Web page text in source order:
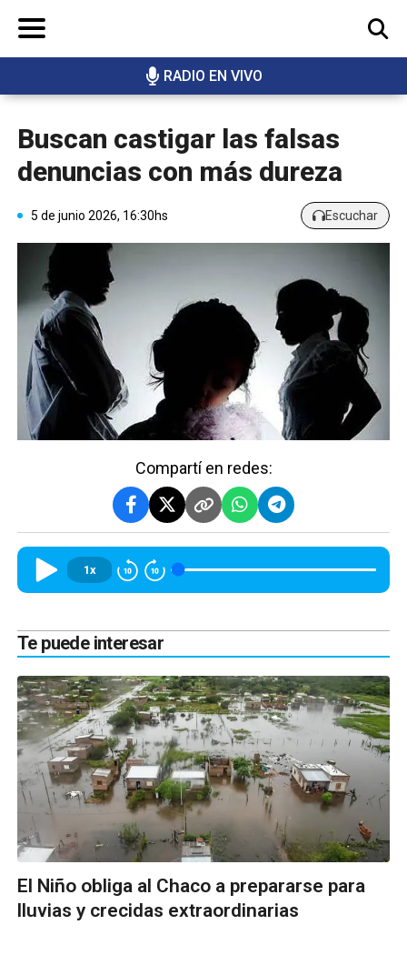
RADIO EN VIVO
BUSCAR
Buscan castigar las falsas
denuncias con más dureza
5 de junio 2026, 16:30hs Escuchar
Compartí en redes:
1x
Te puede interesar
El Niño obliga al Chaco a prepararse para
lluvias y crecidas extraordinarias